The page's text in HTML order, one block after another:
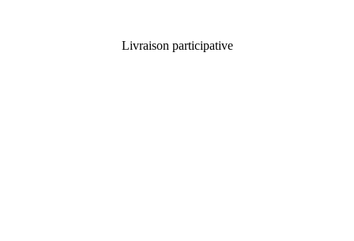
Livraison participative